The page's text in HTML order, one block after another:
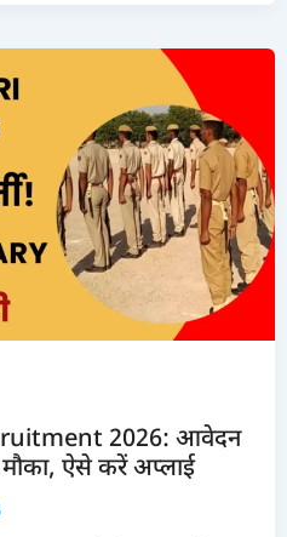
2026: आवेदन
ऐसे करें अप्लाई